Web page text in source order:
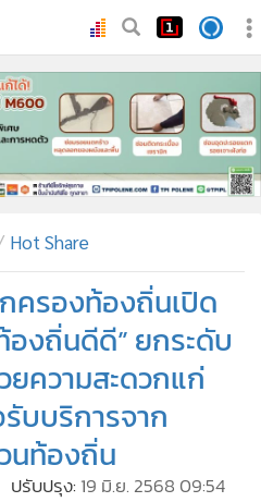
Hot Share
ครองท้องถิ่นเปิด
งถิ่นดีดี” ยกระดับ
ยความสะดวกแก่
บบริการจาก
นท้องถิ่น
ปรับปรุง: 19 มิ.ย. 2568 09:54